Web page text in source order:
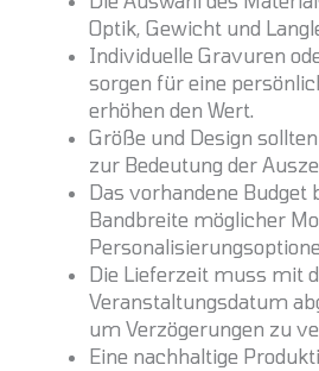
Optik, Gewicht und
Individuelle Gravuren
sorgen für eine
erhöhen den Wert.
Größe und Design
zur Bedeutung der
Das vorhandene Budget
Bandbreite möglicher
Die Lieferzeit muss mit
Veranstaltungsdatum
um Verzögerungen zu
Eine nachhaltige